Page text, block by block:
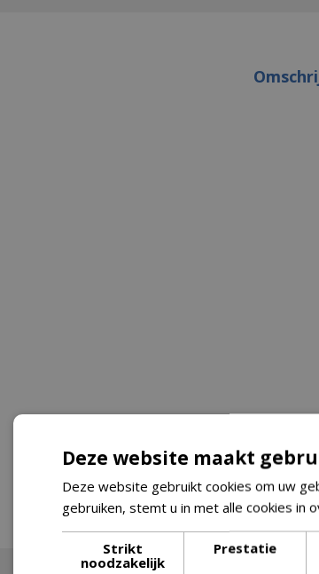
Deze website maakt
Deze website gebruikt cookies om uw
gebruiken, stemt u in met alle cookies in
Strikt
noodzakelijk
Prestatie